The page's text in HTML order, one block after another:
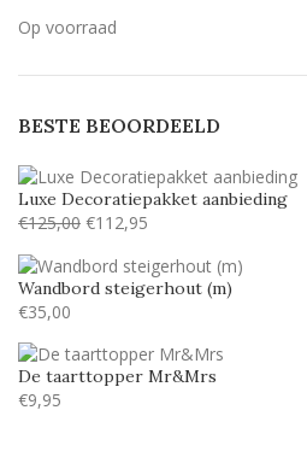
Op voorraad
BESTE BEOORDEELD
Luxe Decoratiepakket aanbieding
€125,00 €112,95
Wandbord steigerhout (m)
€35,00
De taarttopper Mr&Mrs
€9,95